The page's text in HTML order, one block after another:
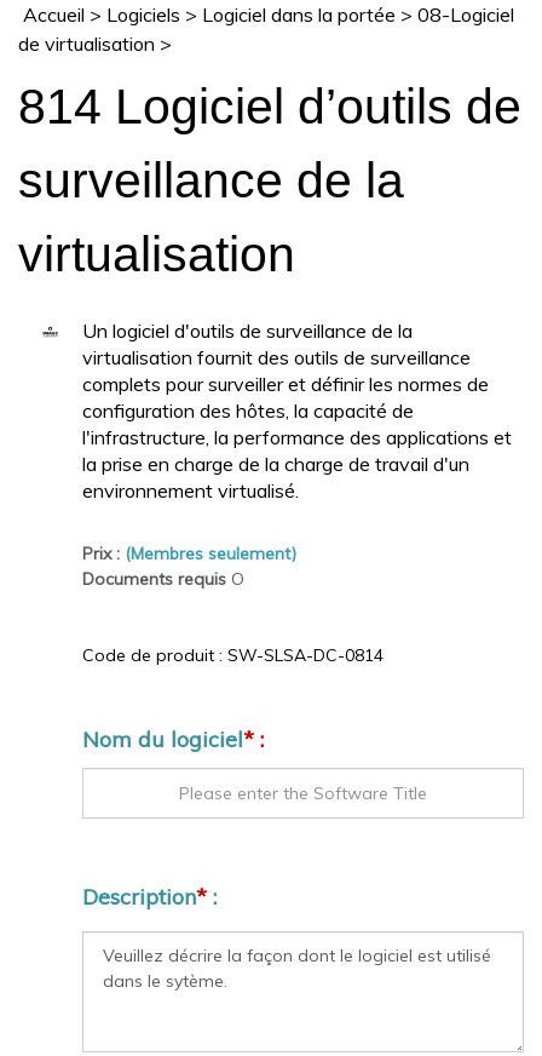
Accueil > Logiciels > Logiciel dans la portée > 08-Logiciel
de virtualisation >
814 Logiciel d’outils de
surveillance de la
virtualisation
Un logiciel d'outils de surveillance de la
virtualisation fournit des outils de surveillance
complets pour surveiller et définir les normes de
configuration des hôtes, la capacité de
l'infrastructure, la performance des applications et
la prise en charge de la charge de travail d'un
environnement virtualisé.
Prix : (Membres seulement)
Documents requis O
Code de produit : SW-SLSA-DC-0814
Nom du logiciel* :
Description* :